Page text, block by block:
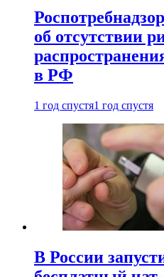
об отсутствии
в РФ
1 год спустя1 год спустя
В России